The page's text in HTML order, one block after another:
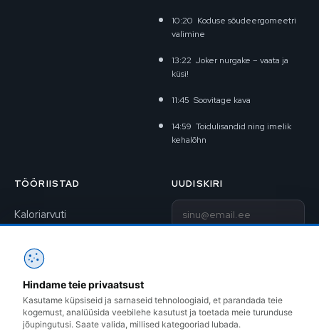
10:20 Koduse sõudeergomeetri
valimine
13:22 Joker nurgake – vaata ja
küsi!
11:45 Soovitage kava
14:59 Toidulisandid ning imelik
kehalõhn
TÖÖRIISTAD
Kaloriarvuti
1RM kalkulaator
Treeningkavad
UUDISKIRI
E-post
Instagram
Hindame teie privaatsust
Kasutame küpsiseid ja sarnaseid tehnoloogiaid, et parandada teie
kogemust, analüüsida veebilehe kasutust ja toetada meie turunduse
jõupingutusi. Saate valida, millised kategooriad lubada.